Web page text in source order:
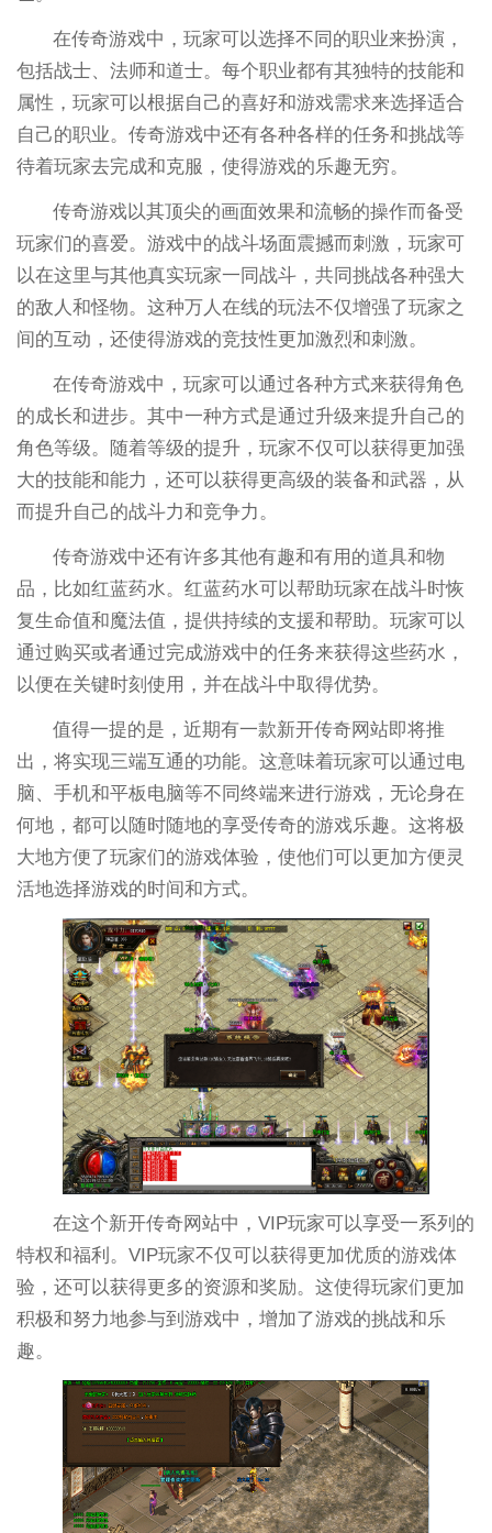
在传奇游戏中，玩家可以选择不同的职业来扮演，
包括战士、法师和道士。每个职业都有其独特的技能和
属性，玩家可以根据自己的喜好和游戏需求来选择适合
自己的职业。传奇游戏中还有各种各样的任务和挑战等
待着玩家去完成和克服，使得游戏的乐趣无穷。
传奇游戏以其顶尖的画面效果和流畅的操作而备受
玩家们的喜爱。游戏中的战斗场面震撼而刺激，玩家可
以在这里与其他真实玩家一同战斗，共同挑战各种强大
的敌人和怪物。这种万人在线的玩法不仅增强了玩家之
间的互动，还使得游戏的竞技性更加激烈和刺激。
在传奇游戏中，玩家可以通过各种方式来获得角色
的成长和进步。其中一种方式是通过升级来提升自己的
角色等级。随着等级的提升，玩家不仅可以获得更加强
大的技能和能力，还可以获得更高级的装备和武器，从
而提升自己的战斗力和竞争力。
传奇游戏中还有许多其他有趣和有用的道具和物
品，比如红蓝药水。红蓝药水可以帮助玩家在战斗时恢
复生命值和魔法值，提供持续的支援和帮助。玩家可以
通过购买或者通过完成游戏中的任务来获得这些药水，
以便在关键时刻使用，并在战斗中取得优势。
值得一提的是，近期有一款新开传奇网站即将推
出，将实现三端互通的功能。这意味着玩家可以通过电
脑、手机和平板电脑等不同终端来进行游戏，无论身在
何地，都可以随时随地的享受传奇的游戏乐趣。这将极
大地方便了玩家们的游戏体验，使他们可以更加方便灵
活地选择游戏的时间和方式。
在这个新开传奇网站中，VIP玩家可以享受一系列的
特权和福利。VIP玩家不仅可以获得更加优质的游戏体
验，还可以获得更多的资源和奖励。这使得玩家们更加
积极和努力地参与到游戏中，增加了游戏的挑战和乐
趣。